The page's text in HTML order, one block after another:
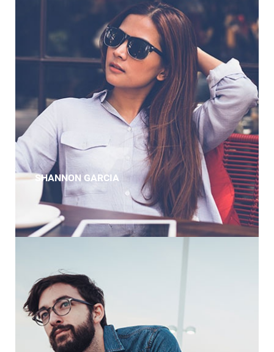
SHANNON GARCIA